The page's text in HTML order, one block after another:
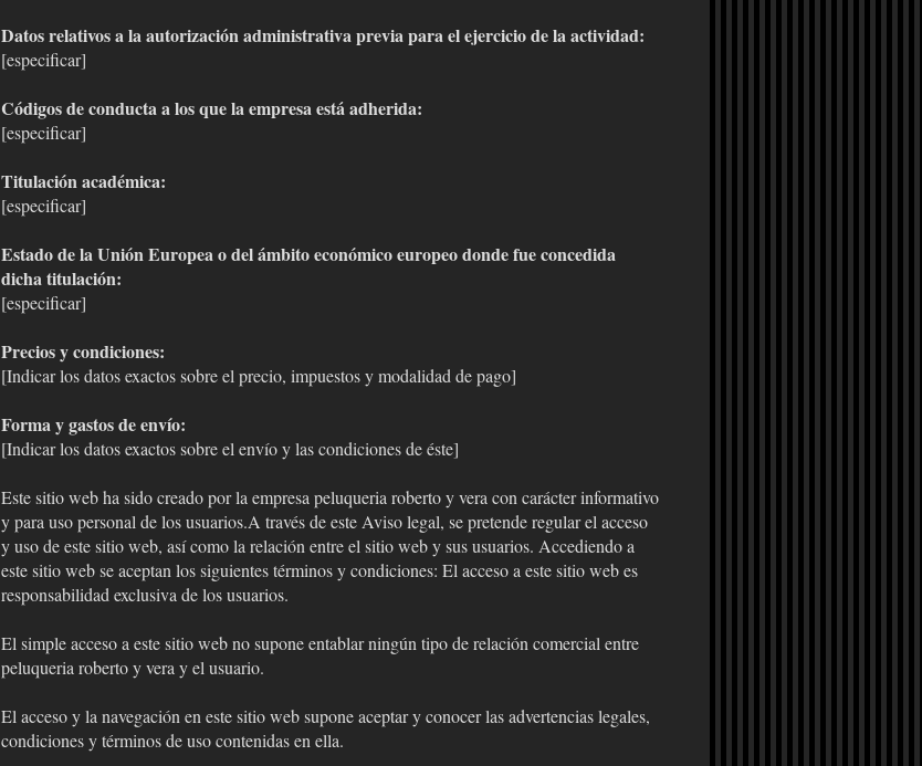
Datos relativos a la autorización administrativa previa para el ejercicio de la actividad:
[especificar]
Códigos de conducta a los que la empresa está adherida:
[especificar]
Titulación académica:
[especificar]
Estado de la Unión Europea o del ámbito económico europeo donde fue concedida
dicha titulación:
[especificar]
Precios y condiciones:
[Indicar los datos exactos sobre el precio, impuestos y modalidad de pago]
Forma y gastos de envío:
[Indicar los datos exactos sobre el envío y las condiciones de éste]
Este sitio web ha sido creado por la empresa peluqueria roberto y vera con carácter informativo
y para uso personal de los usuarios.A través de este Aviso legal, se pretende regular el acceso
y uso de este sitio web, así como la relación entre el sitio web y sus usuarios. Accediendo a
este sitio web se aceptan los siguientes términos y condiciones: El acceso a este sitio web es
responsabilidad exclusiva de los usuarios.
El simple acceso a este sitio web no supone entablar ningún tipo de relación comercial entre
peluqueria roberto y vera y el usuario.
El acceso y la navegación en este sitio web supone aceptar y conocer las advertencias legales,
condiciones y términos de uso contenidas en ella.